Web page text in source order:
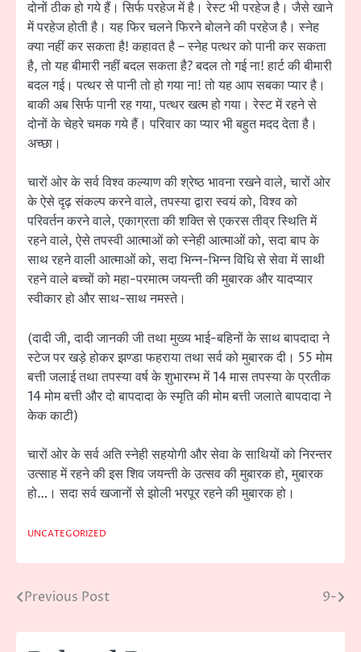
दोनों ठीक हो गये हैं। सिर्फ परहेज में है। रेस्ट भी परहेज है। जैसे खाने
में परहेज होती है। यह फिर चलने फिरने बोलने की परहेज है। स्नेह
क्या नहीं कर सकता है! कहावत है – स्नेह पत्थर को पानी कर सकता
है, तो यह बीमारी नहीं बदल सकता है? बदल तो गई ना! हार्ट की बीमारी
बदल गई। पत्थर से पानी तो हो गया ना! तो यह आप सबका प्यार है।
बाकी अब सिर्फ पानी रह गया, पत्थर खत्म हो गया। रेस्ट में रहने से
दोनों के चेहरे चमक गये हैं। परिवार का प्यार भी बहुत मदद देता है।
अच्छा।
चारों ओर के सर्व विश्व कल्याण की श्रेष्ठ भावना रखने वाले, चारों ओर
के ऐसे दृढ़ संकल्प करने वाले, तपस्या द्वारा स्वयं को, विश्व को
परिवर्तन करने वाले, एकाग्रता की शक्ति से एकरस तीव्र स्थिति में
रहने वाले, ऐसे तपस्वी आत्माओं को स्नेही आत्माओं को, सदा बाप के
साथ रहने वाली आत्माओं को, सदा भिन्न-भिन्न विधि से सेवा में साथी
रहने वाले बच्चों को महा-परमात्म जयन्ती की मुबारक और यादप्यार
स्वीकार हो और साथ-साथ नमस्ते।
(दादी जी, दादी जानकी जी तथा मुख्य भाई-बहिनों के साथ बापदादा ने
स्टेज पर खड़े होकर झण्डा फहराया तथा सर्व को मुबारक दी। 55 मोम
बत्ती जलाई तथा तपस्या वर्ष के शुभारम्भ में 14 मास तपस्या के प्रतीक
14 मोम बत्ती और दो बापदादा के स्मृति की मोम बत्ती जलाते बापदादा ने
केक काटी)
चारों ओर के सर्व अति स्नेही सहयोगी और सेवा के साथियों को निरन्तर
उत्साह में रहने की इस शिव जयन्ती के उत्सव की मुबारक हो, मुबारक
हो…। सदा सर्व खजानों से झोली भरपूर रहने की मुबारक हो।
UNCATEGORIZED
Post
navigation
Previous Post 9-